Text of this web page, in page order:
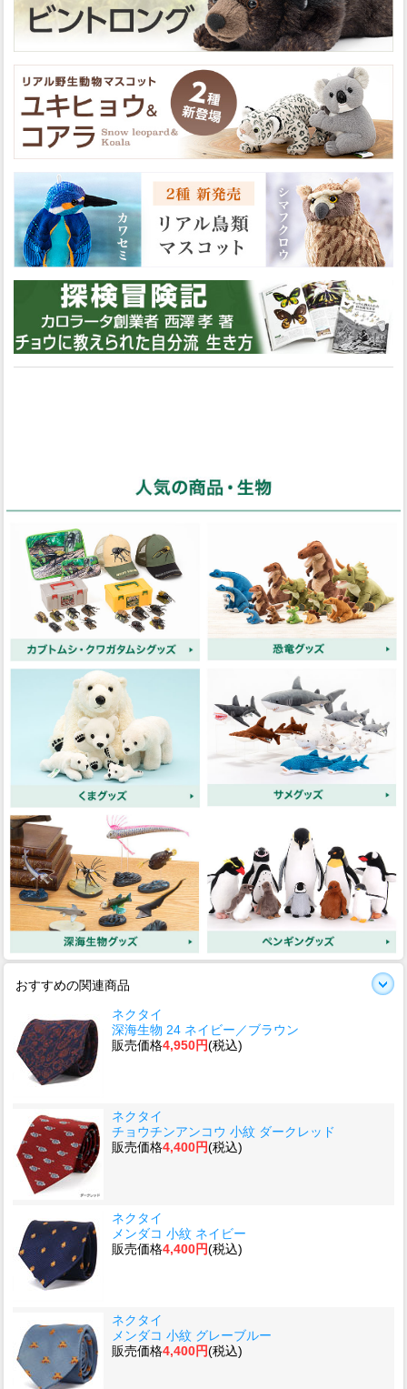
おすすめの関連商品
ネクタイ
深海生物 24 ネイビー／ブラウン
販売価格4,950円(税込)
ネクタイ
チョウチンアンコウ 小紋 ダークレッド
販売価格4,400円(税込)
ネクタイ
メンダコ 小紋 ネイビー
販売価格4,400円(税込)
ネクタイ
メンダコ 小紋 グレーブルー
販売価格4,400円(税込)